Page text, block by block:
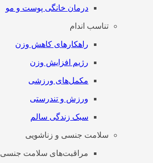
درمان خانگی پوست و مو
تناسب اندام
راهکارهای کاهش وزن
رژیم افزایش وزن
مکمل‌های ورزشی
ورزش و تندرستی
سبک زندگی سالم
سلامت جنسی و زناشویی
مراقبت‌های سلامت جنسی